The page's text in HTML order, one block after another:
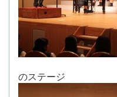
１
のステージ